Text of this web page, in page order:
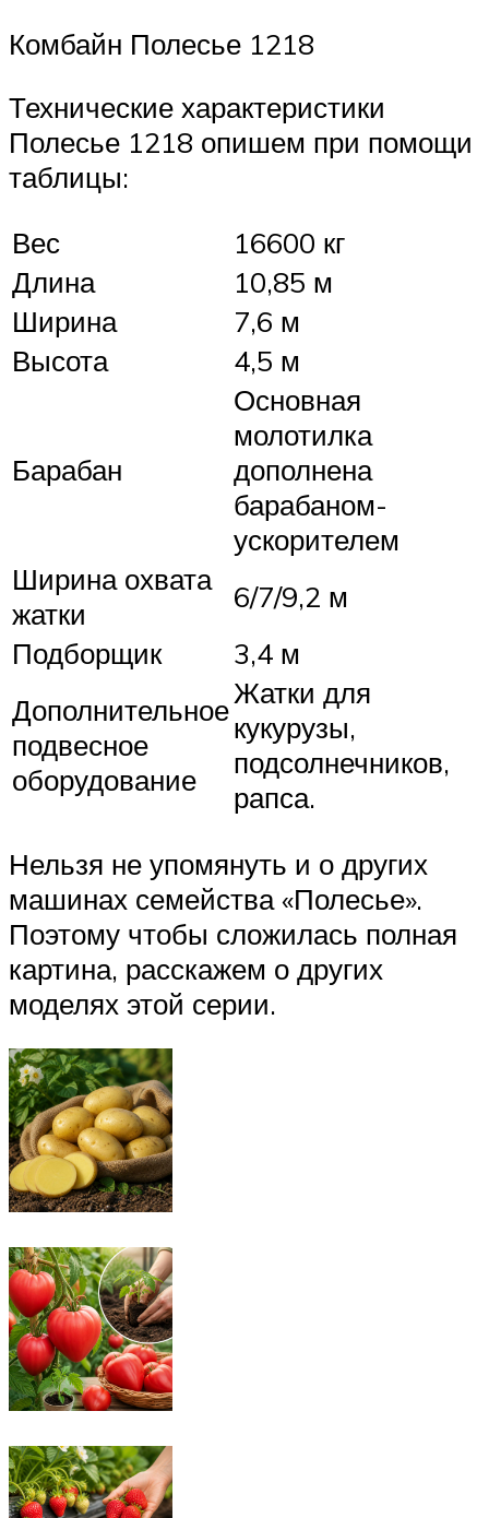
Комбайн Полесье 1218
Технические характеристики
Полесье 1218 опишем при помощи
таблицы:
Вес
16600 кг
Длина
10,85 м
Ширина
7,6 м
Высота
4,5 м
Барабан
Основная
молотилка
дополнена
барабаном-
ускорителем
Ширина охвата
жатки
6/7/9,2 м
Подборщик
3,4 м
Дополнительное
подвесное
оборудование
Жатки для
кукурузы,
подсолнечников,
рапса.
Нельзя не упомянуть и о других
машинах семейства «Полесье».
Поэтому чтобы сложилась полная
картина, расскажем о других
моделях этой серии.